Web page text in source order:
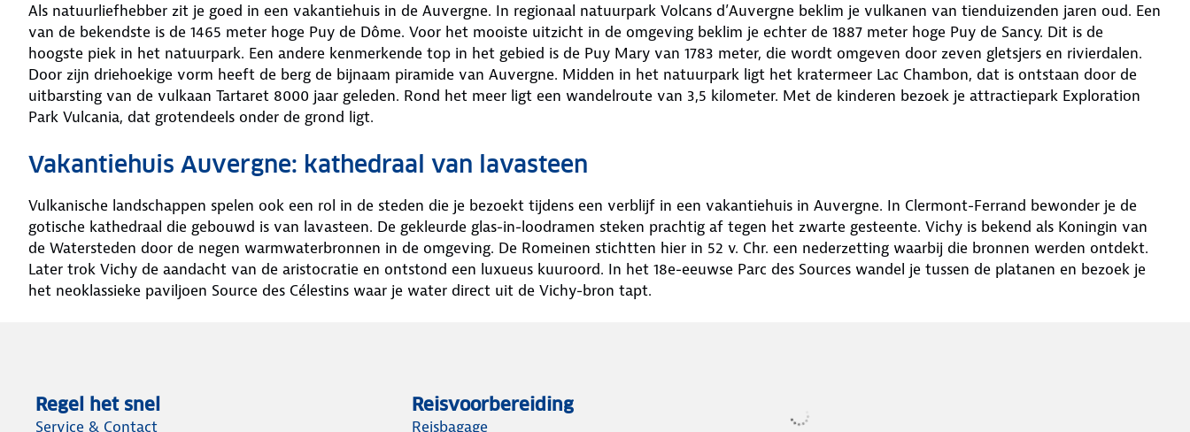
Als natuurliefhebber zit je goed in een vakantiehuis in de Auvergne. In regionaal natuurpark Volcans d’Auvergne beklim je vulkanen van tienduizenden jaren oud. Een
van de bekendste is de 1465 meter hoge Puy de Dôme. Voor het mooiste uitzicht in de omgeving beklim je echter de 1887 meter hoge Puy de Sancy. Dit is de
hoogste piek in het natuurpark. Een andere kenmerkende top in het gebied is de Puy Mary van 1783 meter, die wordt omgeven door zeven gletsjers en rivierdalen.
Door zijn driehoekige vorm heeft de berg de bijnaam piramide van Auvergne. Midden in het natuurpark ligt het kratermeer Lac Chambon, dat is ontstaan door de
uitbarsting van de vulkaan Tartaret 8000 jaar geleden. Rond het meer ligt een wandelroute van 3,5 kilometer. Met de kinderen bezoek je attractiepark Exploration
Park Vulcania, dat grotendeels onder de grond ligt.
Vakantiehuis Auvergne: kathedraal van lavasteen
Vulkanische landschappen spelen ook een rol in de steden die je bezoekt tijdens een verblijf in een vakantiehuis in Auvergne. In Clermont-Ferrand bewonder je de
gotische kathedraal die gebouwd is van lavasteen. De gekleurde glas-in-loodramen steken prachtig af tegen het zwarte gesteente. Vichy is bekend als Koningin van
de Watersteden door de negen warmwaterbronnen in de omgeving. De Romeinen stichtten hier in 52 v. Chr. een nederzetting waarbij die bronnen werden ontdekt.
Later trok Vichy de aandacht van de aristocratie en ontstond een luxueus kuuroord. In het 18e-eeuwse Parc des Sources wandel je tussen de platanen en bezoek je
het neoklassieke paviljoen Source des Célestins waar je water direct uit de Vichy-bron tapt.
Regel het snel
Service & Contact
Reisvoorbereiding
Reisbagage